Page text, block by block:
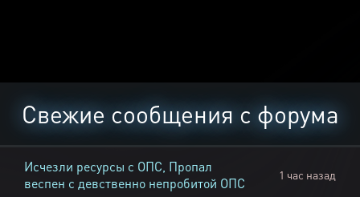
Свежие сообщения с форума
Исчезли ресурсы с ОПС, Пропал
веспен с девственно непробитой ОПС
1 час назад